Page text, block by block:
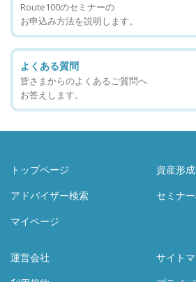
Route100のセミナーの
お申込み方法を説明します。
よくある質問
皆さまからのよくあるご質問へ
お答えします。
トップページ
資産形
アドバイザー検索
セミナ
マイページ
運営会社
サイト